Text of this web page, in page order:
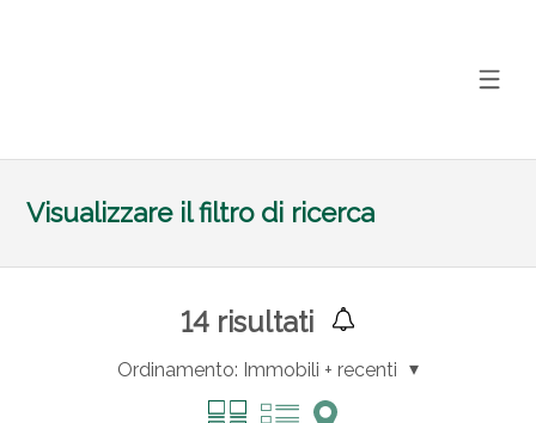
Visualizzare il filtro di ricerca
14risultati
Ordinamento: Immobili + recenti